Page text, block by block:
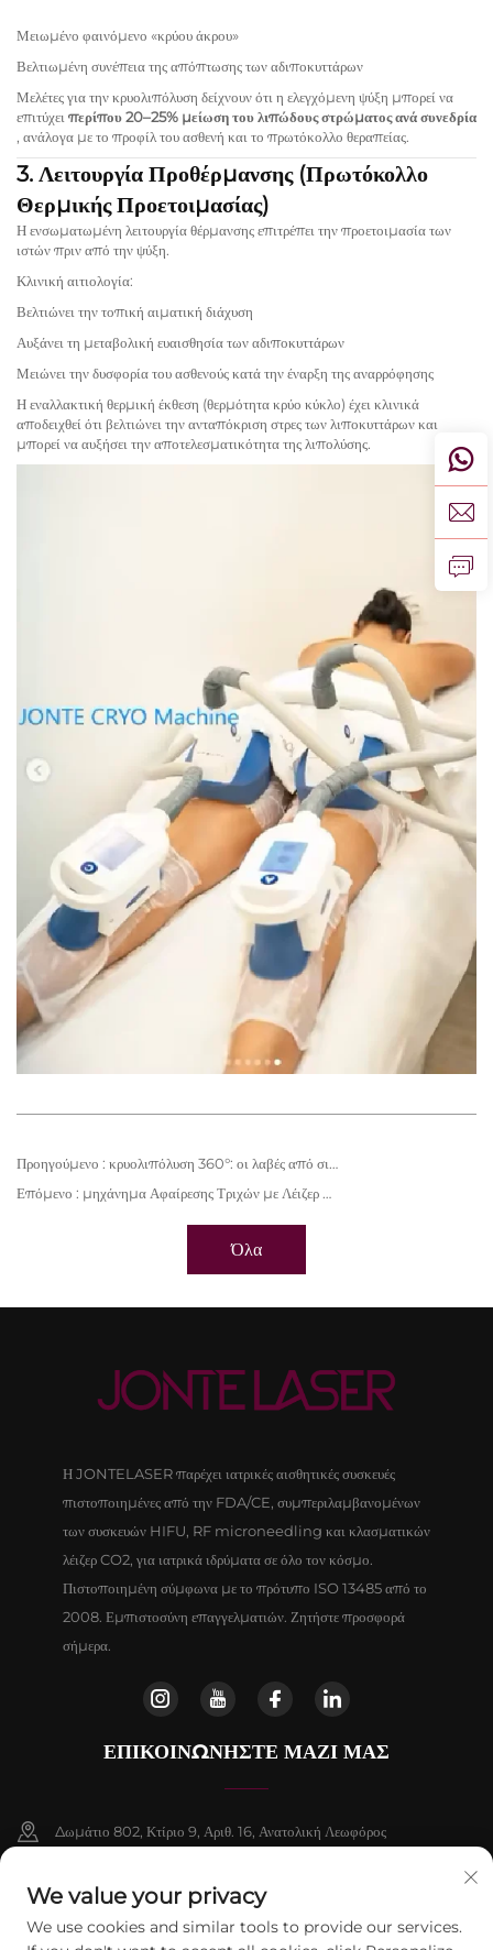
Μειωμένο φαινόμενο «κρύου άκρου»
Βελτιωμένη συνέπεια της απόπτωσης των αδιποκυττάρων
Μελέτες για την κρυολιπόλυση δείχνουν ότι η ελεγχόμενη ψύξη μπορεί να
επιτύχει περίπου 20–25% μείωση του λιπώδους στρώματος ανά συνεδρία
, ανάλογα με το προφίλ του ασθενή και το πρωτόκολλο θεραπείας.
3. Λειτουργία Προθέρμανσης (Πρωτόκολλο
Θερμικής Προετοιμασίας)
Η ενσωματωμένη λειτουργία θέρμανσης επιτρέπει την προετοιμασία των
ιστών πριν από την ψύξη.
Κλινική αιτιολογία:
Βελτιώνει την τοπική αιματική διάχυση
Αυξάνει τη μεταβολική ευαισθησία των αδιποκυττάρων
Μειώνει την δυσφορία του ασθενούς κατά την έναρξη της αναρρόφησης
Η εναλλακτική θερμική έκθεση (θερμότητα κρύο κύκλο) έχει κλινικά
αποδειχθεί ότι βελτιώνει την ανταπόκριση στρες των λιποκυττάρων και
μπορεί να αυξήσει την αποτελεσματικότητα της λιπολύσης.
Προηγούμενο : κρυολιπόλυση 360°: οι λαβές από σιλικόνη τροφίμων
Επόμενο : μηχάνημα Αφαίρεσης Τριχών με Λέιζερ 4 σε 1, πιστοποιημένο από την FDA
Όλα
Η JONTELASER παρέχει ιατρικές αισθητικές συσκευές
πιστοποιημένες από την FDA/CE, συμπεριλαμβανομένων
των συσκευών HIFU, RF microneedling και κλασματικών
λέιζερ CO2, για ιατρικά ιδρύματα σε όλο τον κόσμο.
Πιστοποιημένη σύμφωνα με το πρότυπο ISO 13485 από το
2008. Εμπιστοσύνη επαγγελματιών. Ζητήστε προσφορά
σήμερα.
ΕΠΙΚΟΙΝΩΝΉΣΤΕ ΜΑΖΊ ΜΑΣ
Δωμάτιο 802, Κτίριο 9, Αριθ. 16, Ανατολική Λεωφόρος
+86-13911459627
We value your privacy
We use cookies and similar tools to provide our services.